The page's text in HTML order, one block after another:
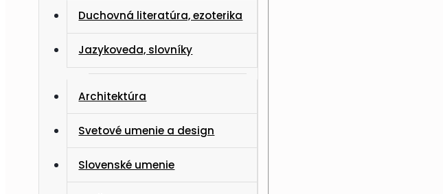
Duchovná literatúra, ezoterika
Jazykoveda, slovníky
Architektúra
Svetové umenie a design
Slovenské umenie